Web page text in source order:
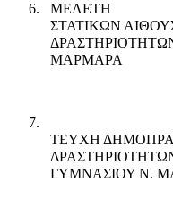
6.
ΜΕΛΕΤΗ
ΣΤΑΤΙΚΩΝ
ΜΑΡΜΑΡΑ
7.
ΤΕΥΧΗ
ΓΥΜΝΑΣΙΟΥ Ν.